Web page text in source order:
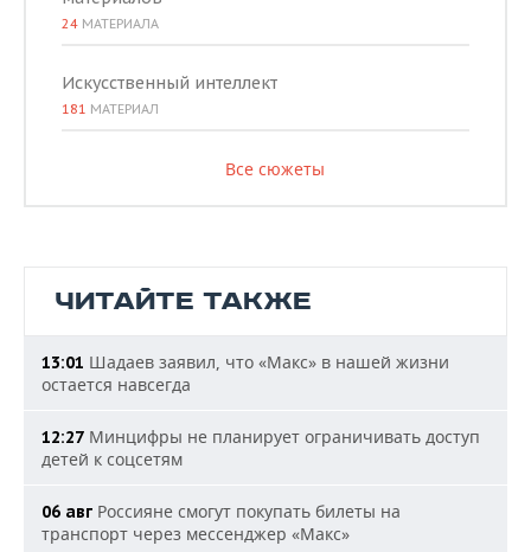
24 МАТЕРИАЛА
Искусственный интеллект
181 МАТЕРИАЛ
Все сюжеты
ЧИТАЙТЕ ТАКЖЕ
13:01 Шадаев заявил, что «Макс» в нашей жизни
остается навсегда
12:27 Минцифры не планирует ограничивать доступ
детей к соцсетям
06 авг Россияне смогут покупать билеты на
транспорт через мессенджер «Макс»